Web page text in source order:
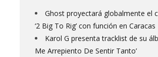
Ghost proyectará globalmente el
‘2 Big To Rig’ con función en Caracas
Karol G presenta tracklist de su
Me Arrepiento De Sentir Tanto’